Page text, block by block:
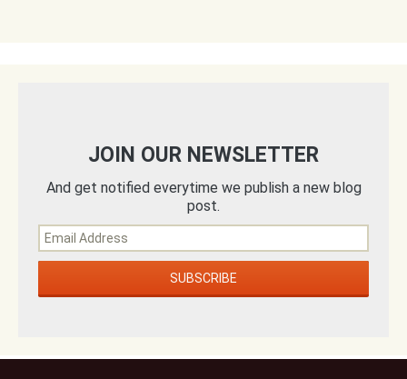
JOIN OUR NEWSLETTER
And get notified everytime we publish a new blog
post.